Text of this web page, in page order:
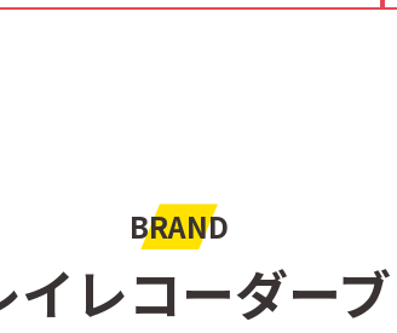
BRAND
レコーダー